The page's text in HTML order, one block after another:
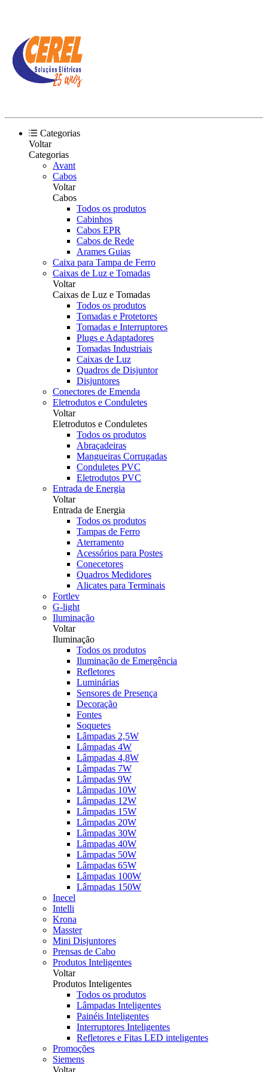
Categorias
Voltar
Categorias
Avant
Cabos
Voltar
Cabos
Todos os produtos
Cabinhos
Cabos EPR
Cabos de Rede
Arames Guias
Caixa para Tampa de Ferro
Caixas de Luz e Tomadas
Voltar
Caixas de Luz e Tomadas
Todos os produtos
Tomadas e Protetores
Tomadas e Interruptores
Plugs e Adaptadores
Tomadas Industriais
Caixas de Luz
Quadros de Disjuntor
Disjuntores
Conectores de Emenda
Eletrodutos e Conduletes
Voltar
Eletrodutos e Conduletes
Todos os produtos
Abraçadeiras
Mangueiras Corrugadas
Conduletes PVC
Eletrodutos PVC
Entrada de Energia
Voltar
Entrada de Energia
Todos os produtos
Tampas de Ferro
Aterramento
Acessórios para Postes
Conecetores
Quadros Medidores
Alicates para Terminais
Fortlev
G-light
Iluminação
Voltar
Iluminação
Todos os produtos
Iluminação de Emergência
Refletores
Luminárias
Sensores de Presença
Decoração
Fontes
Soquetes
Lâmpadas 2,5W
Lâmpadas 4W
Lâmpadas 4,8W
Lâmpadas 7W
Lâmpadas 9W
Lâmpadas 10W
Lâmpadas 12W
Lâmpadas 15W
Lâmpadas 20W
Lâmpadas 30W
Lâmpadas 40W
Lâmpadas 50W
Lâmpadas 65W
Lâmpadas 100W
Lâmpadas 150W
Inecel
Intelli
Krona
Masster
Mini Disjuntores
Prensas de Cabo
Produtos Inteligentes
Voltar
Produtos Inteligentes
Todos os produtos
Lâmpadas Inteligentes
Painéis Inteligentes
Interruptores Inteligentes
Refletores e Fitas LED inteligentes
Promoções
Siemens
Voltar